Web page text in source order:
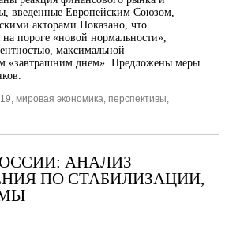
введенные Европейским Союзом,
акторами Показано, что
пороге «новой нормальности»,
максимальной
«завтрашним днем». Предложены меры
, мировая экономика, перспективы,
АНАЛИЗ
ПО СТАБИЛИЗАЦИИ,